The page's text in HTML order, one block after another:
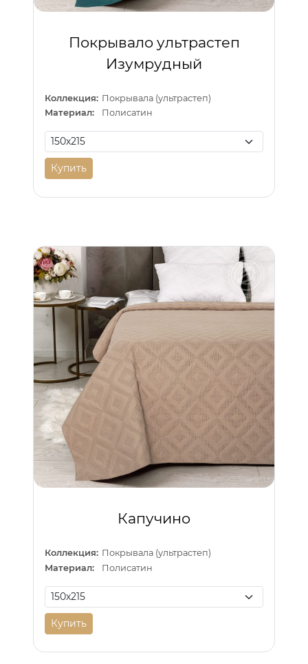
Покрывало ультрастеп
Изумрудный
Коллекция: Покрывала (ультрастеп)
Материал:
Полисатин
Купить
Капучино
Коллекция: Покрывала (ультрастеп)
Материал:
Полисатин
Купить